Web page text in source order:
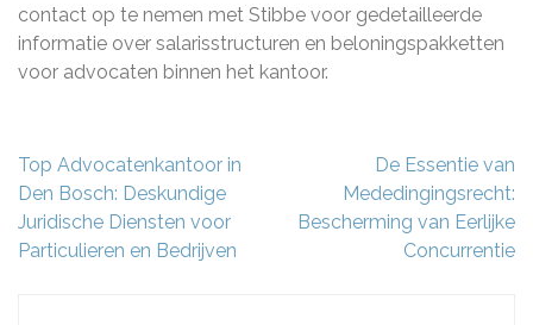
contact op te nemen met Stibbe voor gedetailleerde
informatie over salarisstructuren en beloningspakketten
voor advocaten binnen het kantoor.
Berichtnavigatie
Top Advocatenkantoor in
Den Bosch: Deskundige
Juridische Diensten voor
Particulieren en Bedrijven
De Essentie van
Mededingingsrecht:
Bescherming van Eerlijke
Concurrentie